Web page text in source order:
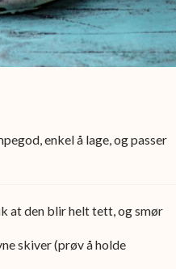
enkel å lage, og passer
at den blir helt tett, og smør
skiver (prøv å holde